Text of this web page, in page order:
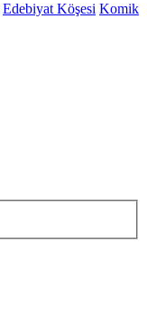
Edebiyat Köşesi Komik